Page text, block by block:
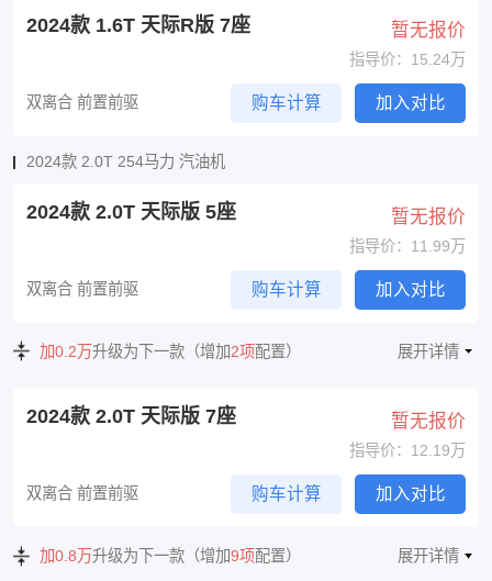
2024款 1.6T 天际R版 7座 暂无报价
指导价：15.24万
双离合 前置前驱 购车计算 加入对比
2024款 2.0T 254马力 汽油机
2024款 2.0T 天际版 5座 暂无报价
指导价：11.99万
双离合 前置前驱 购车计算 加入对比
加0.2万升级为下一款（增加2项配置） 展开详情
2024款 2.0T 天际版 7座 暂无报价
指导价：12.19万
双离合 前置前驱 购车计算 加入对比
加0.8万升级为下一款（增加9项配置） 展开详情